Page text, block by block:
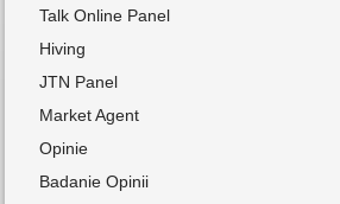
Talk Online Panel
Hiving
JTN Panel
Market Agent
Opinie
Badanie Opinii